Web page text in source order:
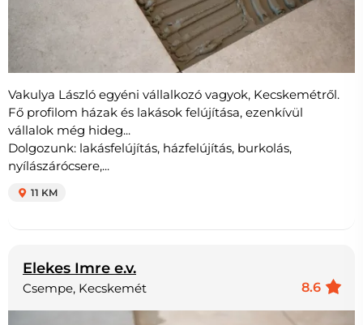
Vakulya László egyéni vállalkozó vagyok, Kecskemétről.
Fő profilom házak és lakások felújítása, ezenkívül
vállalok még hideg...
Dolgozunk: lakásfelújítás, házfelújítás, burkolás,
nyílászárócsere,...
11 KM
Elekes Imre e.v.
8.6
Csempe, Kecskemét